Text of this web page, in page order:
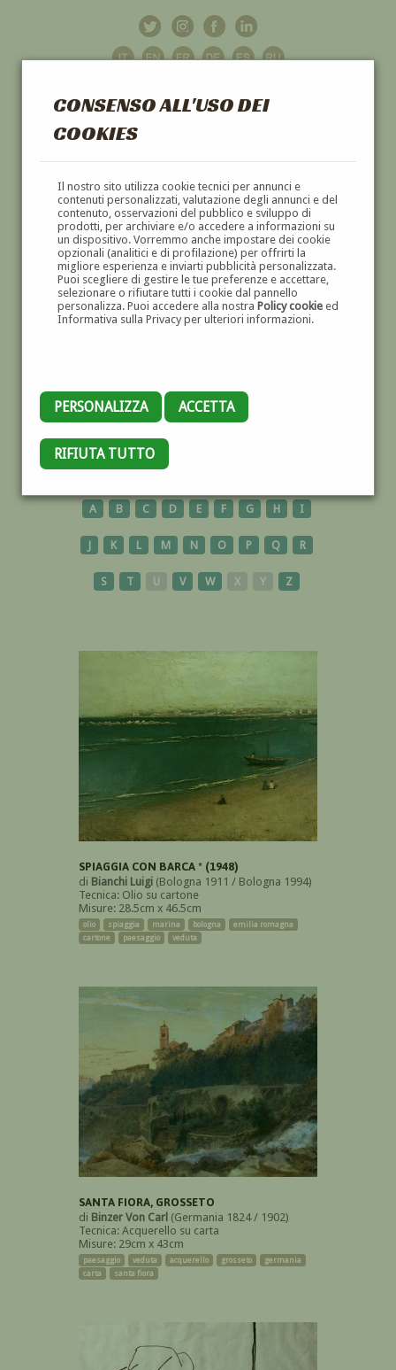
CONSENSO ALL'USO DEI
COOKIES
Il nostro sito utilizza cookie tecnici per annunci e
contenuti personalizzati, valutazione degli annunci e del
contenuto, osservazioni del pubblico e sviluppo di
prodotti, per archiviare e/o accedere a informazioni su
un dispositivo. Vorremmo anche impostare dei cookie
opzionali (analitici e di profilazione) per offrirti la
migliore esperienza e inviarti pubblicità personalizzata.
Puoi scegliere di gestire le tue preferenze e accettare,
selezionare o rifiutare tutti i cookie dal pannello
personalizza. Puoi accedere alla nostra Policy cookieed
Informativa sulla Privacy per ulteriori informazioni.
PERSONALIZZA ACCETTA
RIFIUTA TUTTO
GALLERIAD'ARTE
DIPINTI E SCULTURE '800 E '900
OPERE
A B C D E F G H I
J K L M N O P Q R
S T U V W X Y Z
SPIAGGIA CON BARCA * (1948)
di Bianchi Luigi (Bologna 1911 / Bologna 1994)
Tecnica: Olio su cartone
Misure: 28.5cm x 46.5cm
olio spiaggia marina bologna
emilia romagna
cartone
paesaggio veduta
SANTA FIORA, GROSSETO
di Binzer Von Carl (Germania 1824 / 1902)
Tecnica: Acquerello su carta
Misure: 29cm x 43cm
paesaggio veduta acquerello grosseto
germania
carta
santa fiora